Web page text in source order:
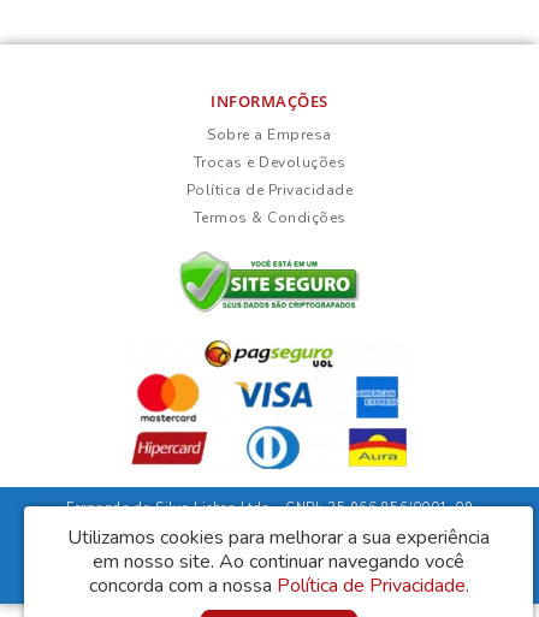
INFORMAÇÕES
Sobre a Empresa
Trocas e Devoluções
Política de Privacidade
Termos & Condições
Fernanda da Silva Lisboa Ltda - CNPJ: 35.966.856/0001-09
Rua Duarte Guimarães, 135 - Ubaíra/Bahia - CEP: 45310-000
Lisboa Móveis © 2026
Desenvolvido por88digital
Utilizamos cookies para melhorar a sua experiência
em nosso site. Ao continuar navegando você
concorda com a nossa Política de Privacidade.